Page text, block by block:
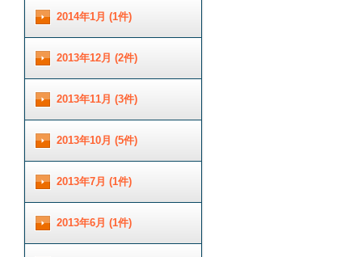
2014年1月 (1件)
2013年12月 (2件)
2013年11月 (3件)
2013年10月 (5件)
2013年7月 (1件)
2013年6月 (1件)